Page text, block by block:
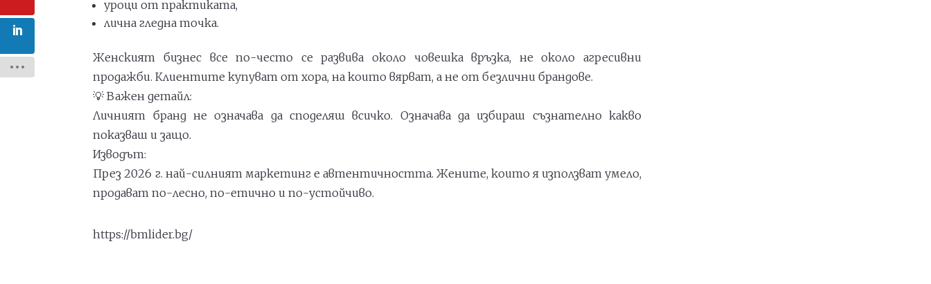
уроци от практиката,
лична гледна точка.
Женският бизнес все по-често се развива около човешка връзка, не около агресивни
продажби. Клиентите купуват от хора, на които вярват, а не от безлични брандове.
💡 Важен детайл:
Личният бранд не означава да споделяш всичко. Означава да избираш съзнателно какво
показваш и защо.
Изводът:
През 2026 г. най-силният маркетинг е автентичността. Жените, които я използват умело,
продават по-лесно, по-етично и по-устойчиво.
https://bmlider.bg/